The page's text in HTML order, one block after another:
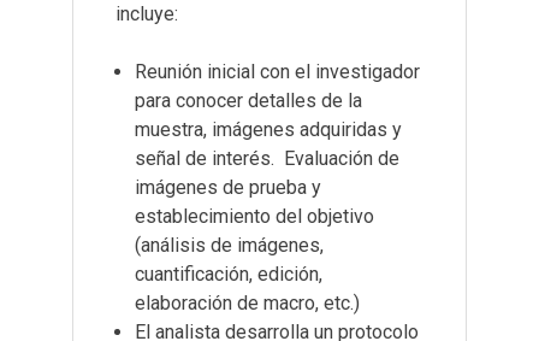
incluye:
Reunión inicial con el investigador
para conocer detalles de la
muestra, imágenes adquiridas y
señal de interés. Evaluación de
imágenes de prueba y
establecimiento del objetivo
(análisis de imágenes,
cuantificación, edición,
elaboración de macro, etc.)
El analista desarrolla un protocolo